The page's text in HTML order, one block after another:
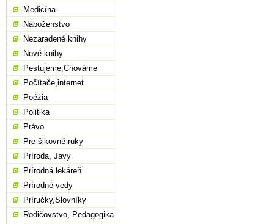
Medicína
Náboženstvo
Nezaradené knihy
Nové knihy
Pestujeme,Chováme
Počítače,internet
Poézia
Politika
Právo
Pre šikovné ruky
Príroda, Javy
Prírodná lekáreň
Prírodné vedy
Príručky,Slovníky
Rodičovstvo, Pedagogika